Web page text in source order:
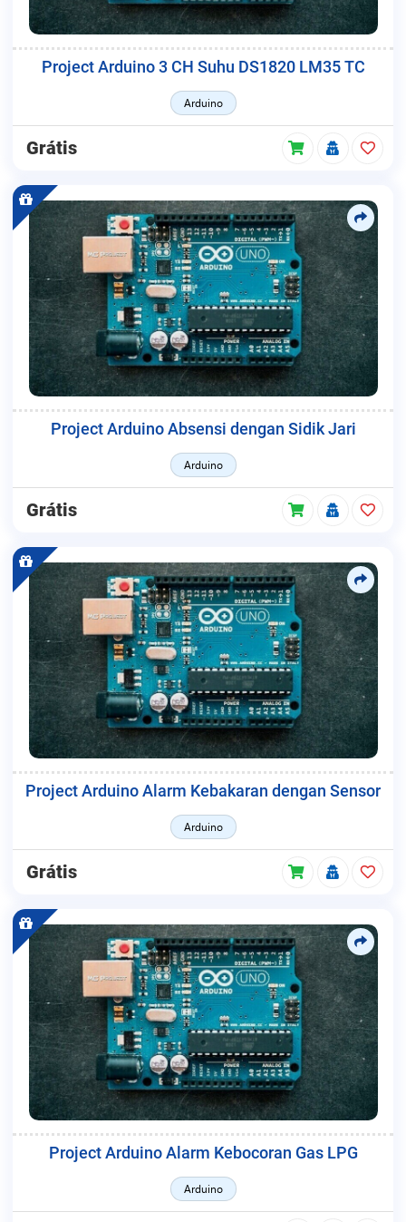
Project Arduino 3 CH Suhu DS1820 LM35 TC
Arduino
Grátis
Project Arduino Absensi dengan Sidik Jari
Arduino
Grátis
Project Arduino Alarm Kebakaran dengan Sensor
Arduino
Grátis
Project Arduino Alarm Kebocoran Gas LPG
Arduino